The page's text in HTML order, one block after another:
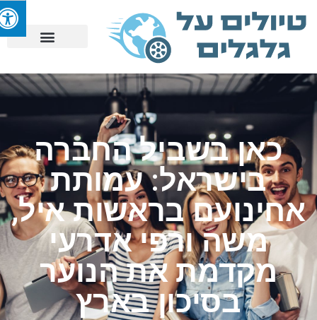
כאן בשביל החברה
בישראל: עמותת
אחינועם בראשות איל,
משה ורפי אדרעי
מקדמת את הנוער
בסיכון בארץ